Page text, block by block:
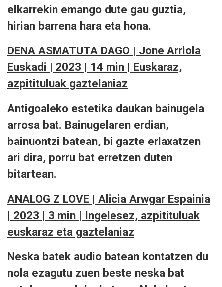
elkarrekin emango dute gau guztia,
hirian barrena hara eta hona.
DENA ASMATUTA DAGO | Jone Arriola
Euskadi | 2023 | 14 min | Euskaraz,
azpitituluak gaztelaniaz
Antigoaleko estetika daukan bainugela
arrosa bat. Bainugelaren erdian,
bainuontzi batean, bi gazte erlaxatzen
ari dira, porru bat erretzen duten
bitartean.
ANALOG Z LOVE | Alicia Arwgar Espainia
| 2023 | 3 min | Ingelesez, azpitituluak
euskaraz eta gaztelaniaz
Neska batek audio batean kontatzen du
nola ezagutu zuen beste neska bat